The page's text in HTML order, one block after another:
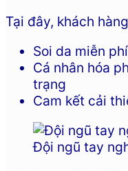
Tại đây, khách
Soi da miễn
Cá nhân hóa
trạng
Cam kết cải
Đội ngũ tay